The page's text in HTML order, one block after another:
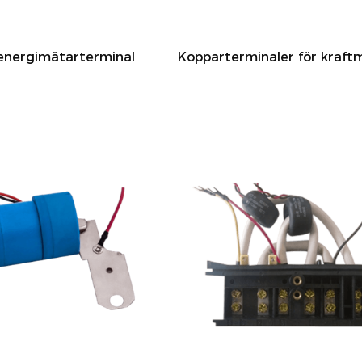
Kopparterminaler för